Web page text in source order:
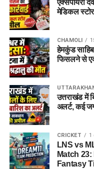
6.
7.
अन्य
कुल
नोट: जूनियर साइंटिफिक
केमिस्ट्री, डॉक्यूमेंट्स,
विभिन्न विषयों के विशेषज्ञ पदों
पात्रता
एक्सपायरी
मेडिकल
CHAMOLI
हेमकुंड
फिसलने से
उत्तराखंड में
अलर्ट, कई
CRICKET 1
LNS vs
Match
Fantasy